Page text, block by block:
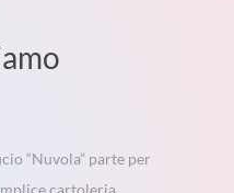
“Nuvola” parte per
cartoleria.